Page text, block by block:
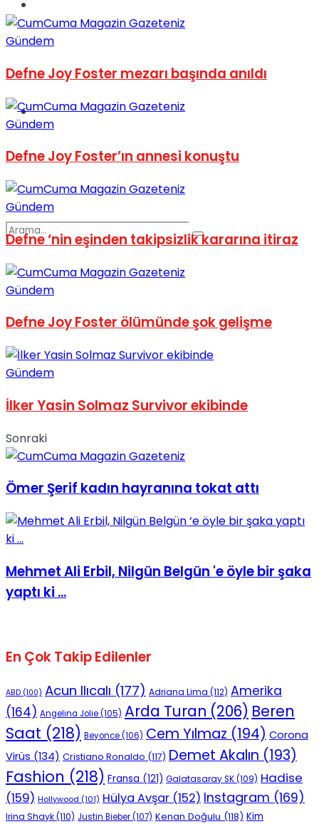
Podcast
View All Result
Gündem
Defne Joy Foster mezarı başında anıldı
Gündem
Defne Joy Foster’ın annesi konuştu
Gündem
Defne ‘nin eşinden takipsizlik kararına itiraz
Gündem
Defne Joy Foster ölümünde şok gelişme
Gündem
İlker Yasin Solmaz Survivor ekibinde
Sonraki
Ömer Şerif kadın hayranına tokat attı
Mehmet Ali Erbil, Nilgün Belgün 'e öyle bir şaka
yaptı ki ...
En Çok Takip Edilenler
ABD (100) Acun Ilıcalı (177) Adriana Lima (112) Amerika
(164) Angelina Jolie(105) Arda Turan (206) Beren
Saat (218) Beyonce(106) Cem Yılmaz (194) Corona
Virüs (134) Cristiano Ronaldo (117) Demet Akalın (193)
Fashion (218) Fransa (121) Galatasaray SK(109) Hadise
(159) Hollywood (101) Hülya Avşar (152) Instagram (169)
Irina Shayk(110) Justin Bieber(107) Kenan Doğulu (118) Kim